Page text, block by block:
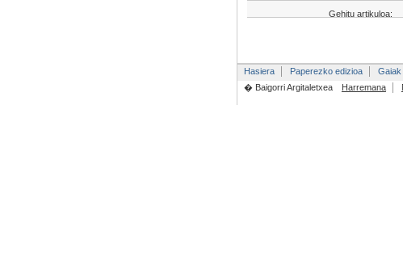
Gehitu artikuloa:
Hasiera Paperezko edizioa Gaiak
� Baigorri Argitaletxea
Harremana